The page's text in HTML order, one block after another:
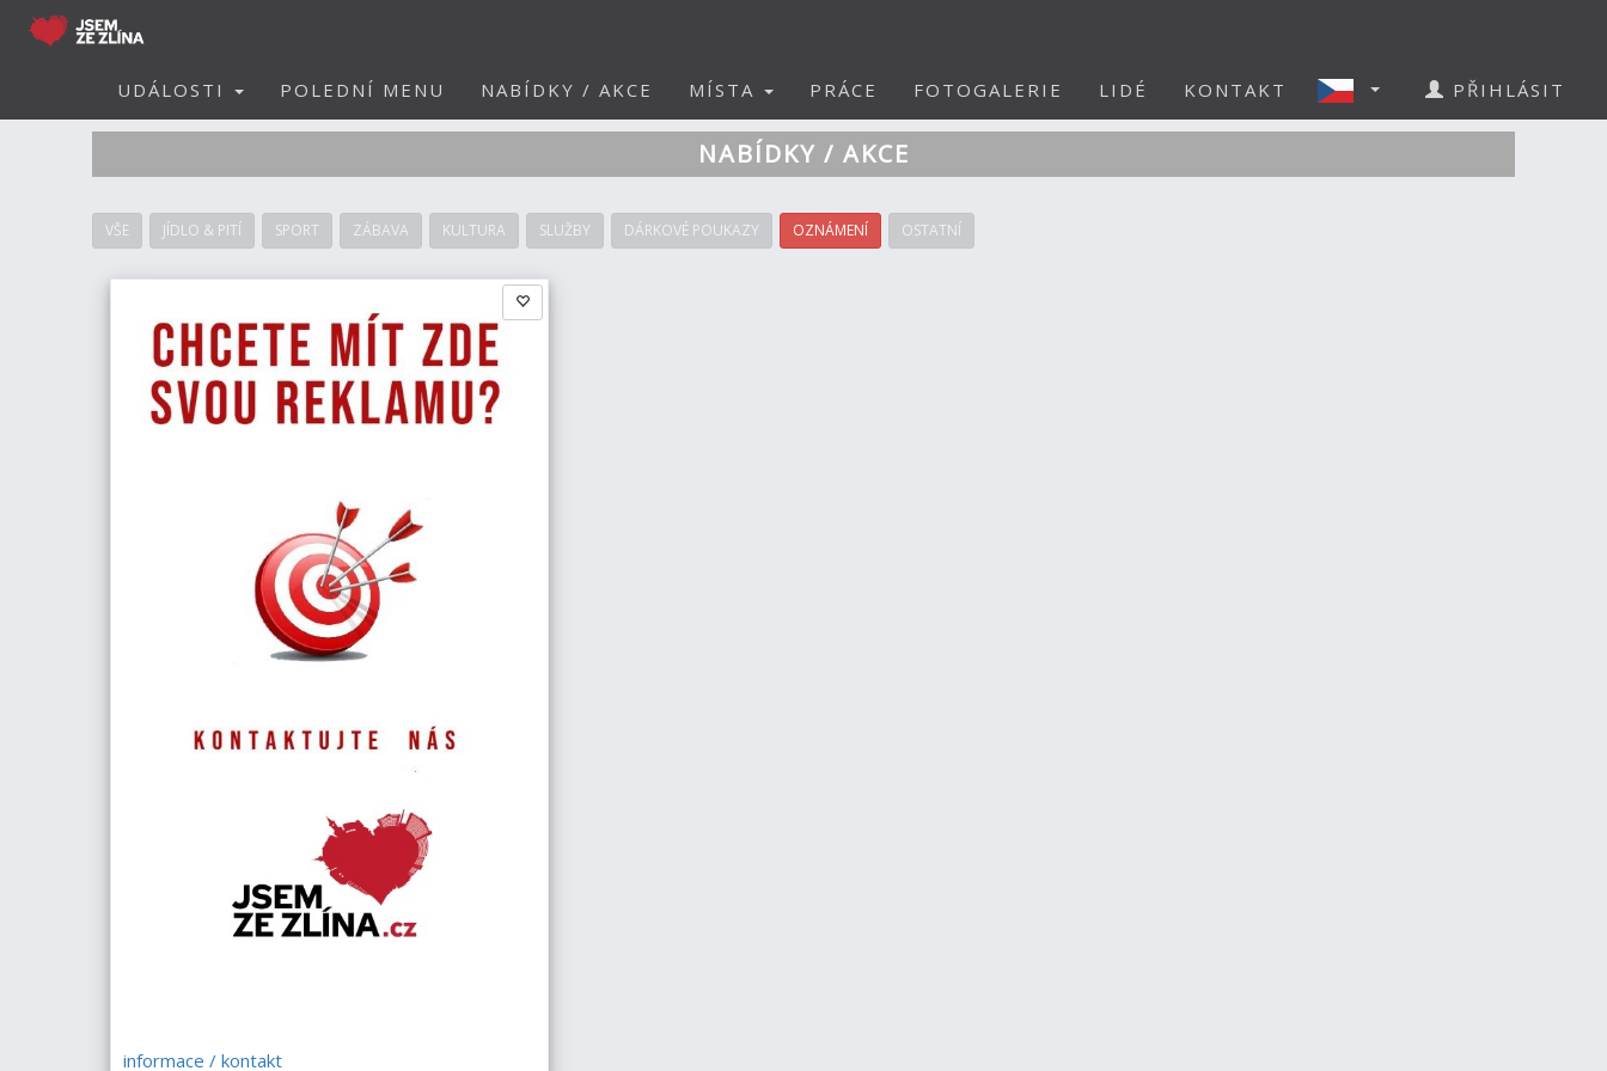
UDÁLOSTI POLEDNÍ MENU NABÍDKY / AKCE MÍSTA PRÁCE FOTOGALERIE LIDÉ KONTAKT PŘIHLÁSIT
NABÍDKY / AKCE
VŠE JÍDLO & PITÍ SPORT ZÁBAVA KULTURA SLUŽBY DÁRKOVÉ POUKAZY OZNÁMENÍ OSTATNÍ
informace / kontakt